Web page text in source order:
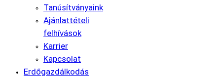
Tanúsítványaink
Ajánlattételi
felhívások
Karrier
Kapcsolat
Erdőgazdálkodás